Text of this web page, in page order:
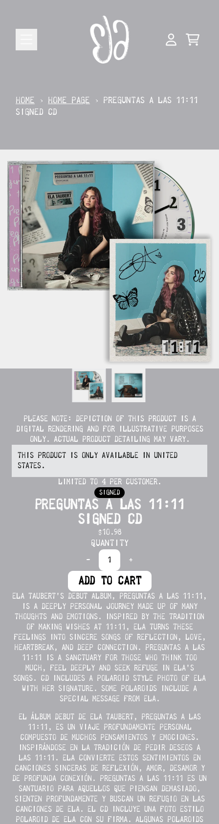
CART
HOME › HOME PAGE ›
PREGUNTAS A LAS 11:11
SIGNED CD
SKIP TO PRODUCT INFORMATION
PLEASE NOTE: DEPICTION OF THIS PRODUCT IS A
DIGITAL RENDERING AND FOR ILLUSTRATIVE PURPOSES
ONLY. ACTUAL PRODUCT DETAILING MAY VARY.
THIS PRODUCT IS ONLY AVAILABLE IN UNITED
STATES.
LIMITED TO 4 PER CUSTOMER.
SIGNED
PREGUNTAS A LAS 11:11
SIGNED CD
$10.98
QUANTITY
- +
ADD TO CART
ELA TAUBERT'S DEBUT ALBUM, PREGUNTAS A LAS 11:11,
IS A DEEPLY PERSONAL JOURNEY MADE UP OF MANY
THOUGHTS AND EMOTIONS. INSPIRED BY THE TRADITION
OF MAKING WISHES AT 11:11, ELA TURNS THESE
FEELINGS INTO SINCERE SONGS OF REFLECTION, LOVE,
HEARTBREAK, AND DEEP CONNECTION. PREGUNTAS A LAS
11:11 IS A SANCTUARY FOR THOSE WHO THINK TOO
MUCH, FEEL DEEPLY AND SEEK REFUGE IN ELA'S
SONGS. CD INCLUDES A POLAROID STYLE PHOTO OF ELA
WITH HER SIGNATURE. SOME POLAROIDS INCLUDE A
SPECIAL MESSAGE FROM ELA.
EL ÁLBUM DEBUT DE ELA TAUBERT, PREGUNTAS A LAS
11:11, ES UN VIAJE PROFUNDAMENTE PERSONAL
COMPUESTO DE MUCHOS PENSAMIENTOS Y EMOCIONES.
INSPIRÁNDOSE EN LA TRADICIÓN DE PEDIR DESEOS A
LAS 11:11. ELA CONVIERTE ESTOS SENTIMIENTOS EN
CANCIONES SINCERAS DE REFLEXIÓN, AMOR, DESAMOR Y
DE PROFUNDA CONEXIÓN. PREGUNTAS A LAS 11:11 ES UN
SANTUARIO PARA AQUELLOS QUE PIENSAN DEMASIADO,
SIENTEN PROFUNDAMENTE Y BUSCAN UN REFUGIO EN LAS
CANCIONES DE ELA. EL CD INCLUYE UNA FOTO ESTILO
POLAROID DE ELA CON SU FIRMA. ALGUNAS POLAROIDS